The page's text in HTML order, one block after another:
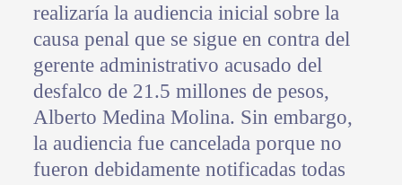
realizaría la audiencia inicial sobre la
causa penal que se sigue en contra del
gerente administrativo acusado del
desfalco de 21.5 millones de pesos,
Alberto Medina Molina. Sin embargo,
la audiencia fue cancelada porque no
fueron debidamente notificadas todas